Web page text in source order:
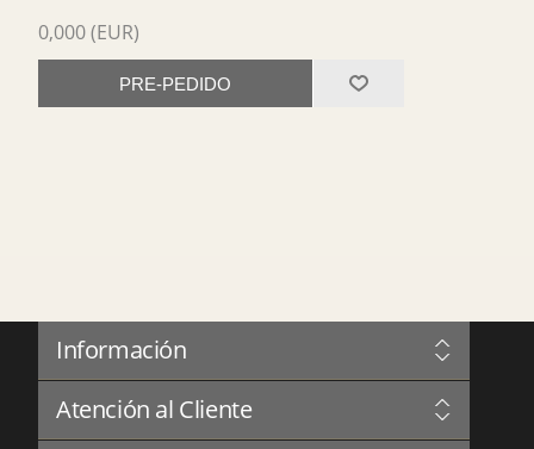
0,000 (EUR)
PRE-PEDIDO
Información
Gobernanza
Privacidad
Atención al Cliente